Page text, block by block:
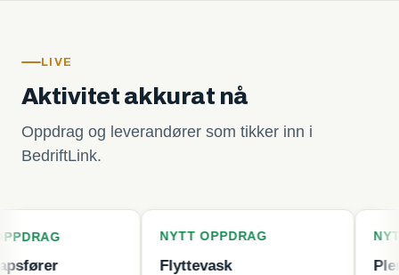
LIVE
Aktivitet akkurat nå
Oppdrag og leverandører som tikker inn i
BedriftLink.
NYTT OPPDRAG
Flyttevask
NYTT